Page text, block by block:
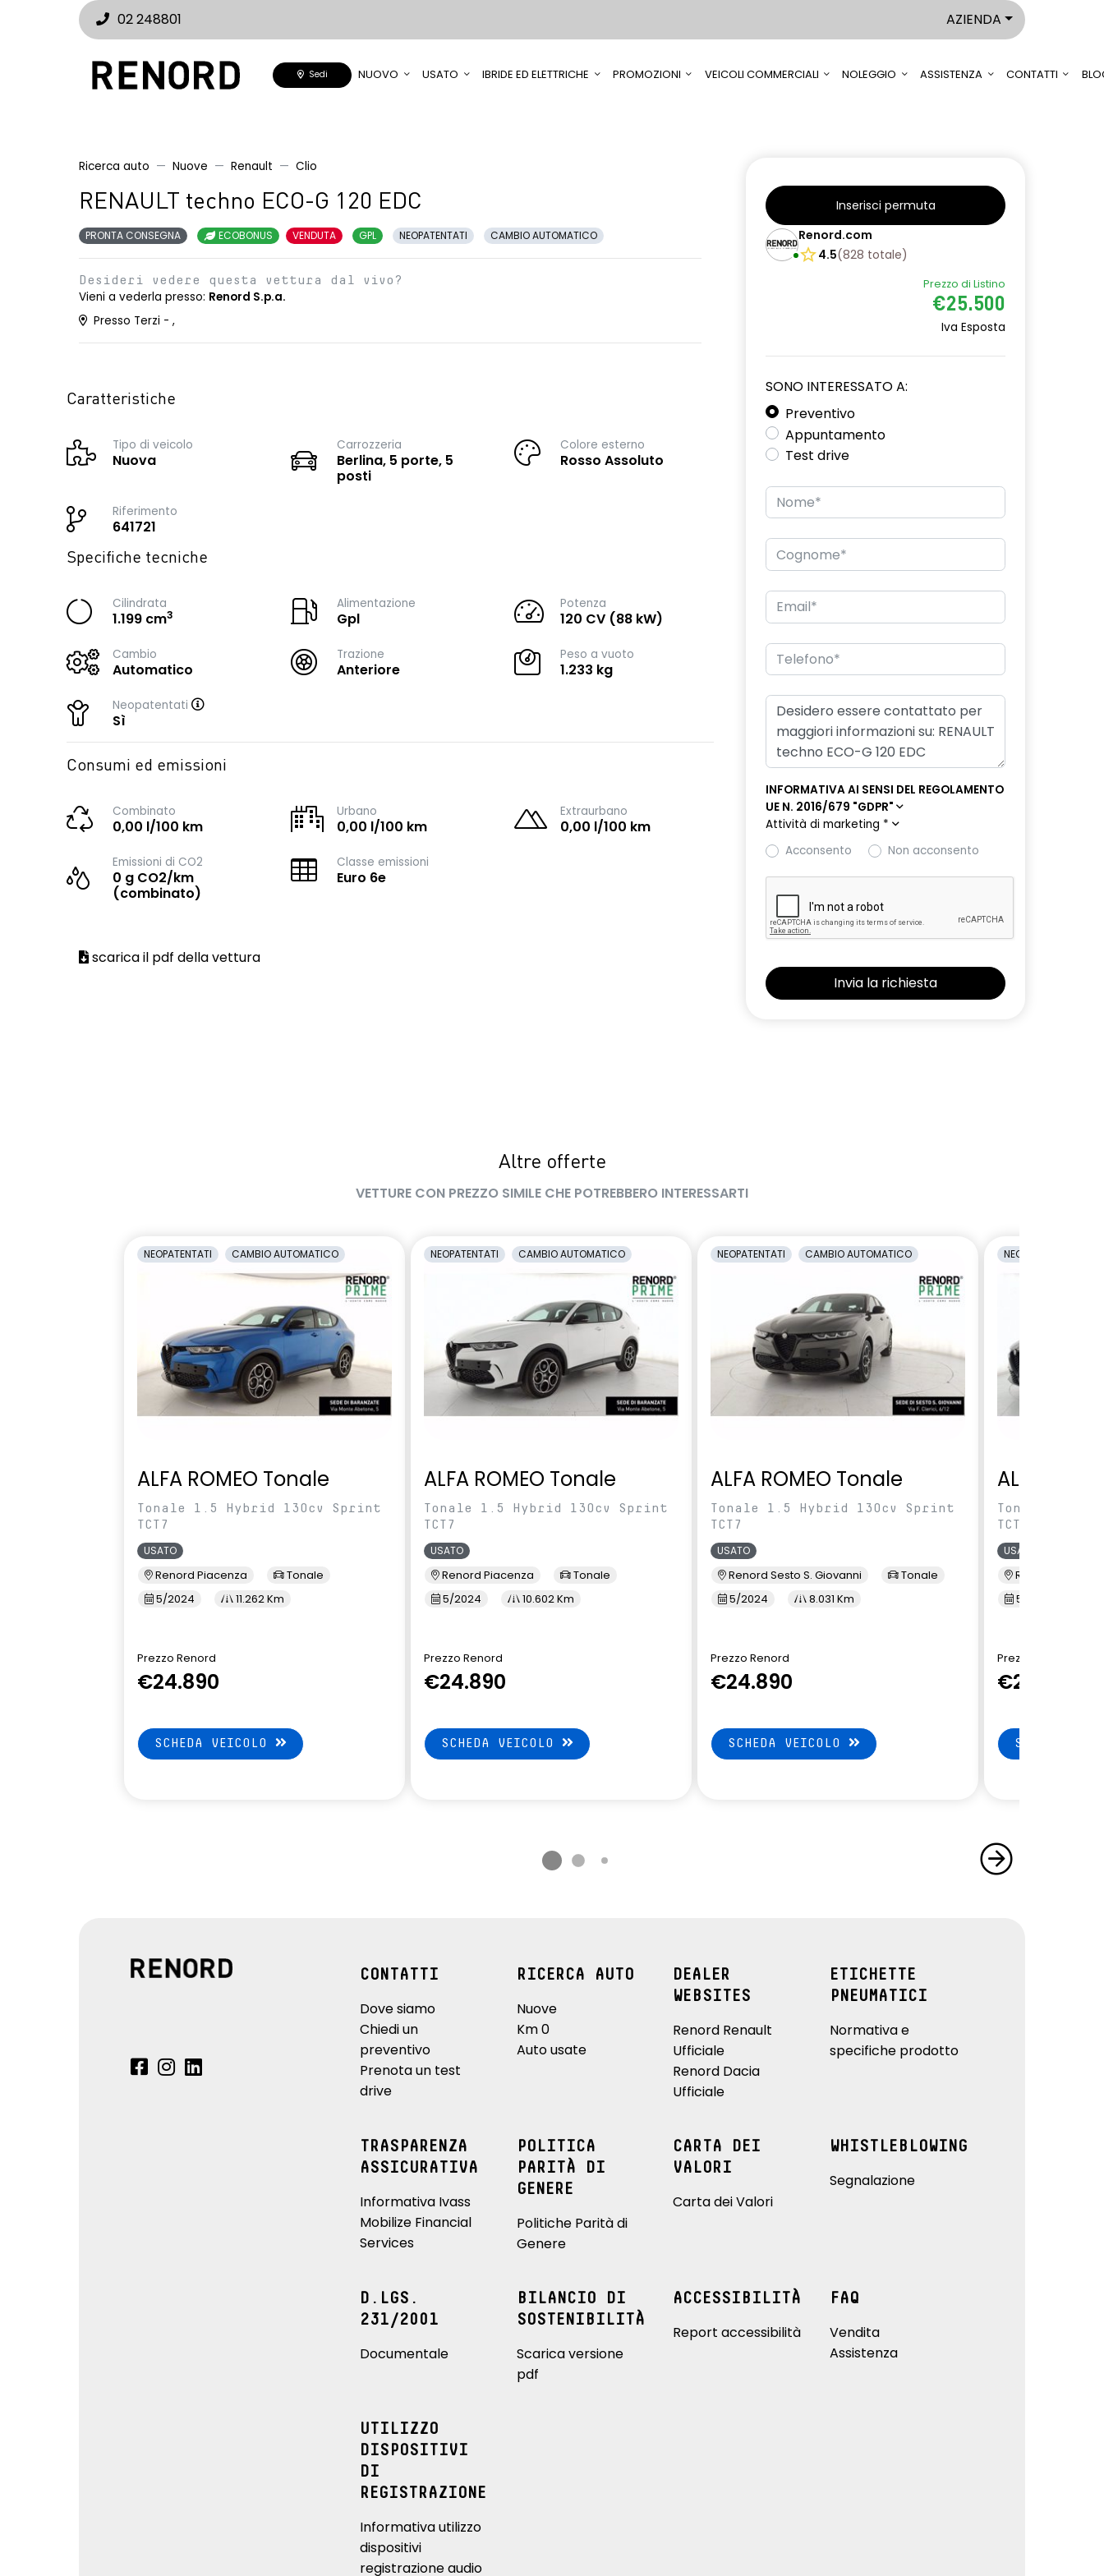
02 248801 AZIENDA
Sedi NUOVO USATO IBRIDE ED ELETTRICHE PROMOZIONI VEICOLI COMMERCIALI NOLEGGIO ASSISTENZA CONTATTI
Ricerca auto Nuove Renault Clio
RENAULT techno ECO-G 120 EDC
PRONTA CONSEGNA ECOBONUS VENDUTA GPL NEOPATENTATI CAMBIO AUTOMATICO
Desideri vedere questa vettura dal vivo?
Vieni a vederla presso: Renord S.p.a.
Presso Terzi - ,
Caratteristiche
Tipo di veicolo
Nuova
Carrozzeria
Berlina, 5 porte, 5
posti
Colore esterno
Rosso Assoluto
Riferimento
641721
Specifiche tecniche
Cilindrata
1.199 cm3
Alimentazione
Gpl
Potenza
120 CV (88 kW)
Cambio
Automatico
Trazione
Anteriore
Peso a vuoto
1.233 kg
Neopatentati
Sì
Consumi ed emissioni
Combinato
0,00 l/100 km
Urbano
0,00 l/100 km
Extraurbano
0,00 l/100 km
Emissioni di CO2
0 g CO2/km
(combinato)
Classe emissioni
Euro 6e
scarica il pdf della vettura
Inserisci permuta
Renord.com
4.5(828 totale)
Prezzo di Listino
€25.500
Iva Esposta
SONO INTERESSATO A:
Preventivo
Appuntamento
Test drive
INFORMATIVA AI SENSI DEL REGOLAMENTO
UE N. 2016/679 "GDPR"
Attività di marketing *
Acconsento
Non acconsento
Altre offerte
VETTURE CON PREZZO SIMILE CHE POTREBBERO INTERESSARTI
NEOPATENTATI CAMBIO AUTOMATICO
ALFA ROMEO Tonale
Tonale 1.5 Hybrid 130cv Sprint
TCT7
USATO
Renord Piacenza
Tonale
5/2024
11.262 Km
Prezzo Renord
€24.890
SCHEDA VEICOLO
NEOPATENTATI CAMBIO AUTOMATICO
ALFA ROMEO Tonale
Tonale 1.5 Hybrid 130cv Sprint
TCT7
USATO
Renord Piacenza
Tonale
5/2024
10.602 Km
Prezzo Renord
€24.890
SCHEDA VEICOLO
NEOPATENTATI CAMBIO AUTOMATICO
ALFA ROMEO Tonale
Tonale 1.5 Hybrid 130cv Sprint
TCT7
USATO
Renord Sesto S. Giovanni
Tonale
5/2024
8.031 Km
Prezzo Renord
€24.890
SCHEDA VEICOLO
NEOPATENTATI
ALFA
Tonale 1.5
TCT7
USATO
Renord
5/2024
Prezzo Renord
€24.890
SCHEDA
CONTATTI
Dove siamo
Chiedi un
preventivo
Prenota un test
drive
RICERCA AUTO
Nuove
Km 0
Auto usate
DEALER
WEBSITES
Renord Renault
Ufficiale
Renord Dacia
Ufficiale
ETICHETTE
PNEUMATICI
Normativa e
specifiche prodotto
TRASPARENZA
ASSICURATIVA
Informativa Ivass
Mobilize Financial
Services
POLITICA
PARITÀ DI
GENERE
Politiche Parità di
Genere
CARTA DEI
VALORI
Carta dei Valori
WHISTLEBLOWING
Segnalazione
D.LGS.
231/2001
Documentale
BILANCIO DI
SOSTENIBILITÀ
Scarica versione
pdf
ACCESSIBILITÀ
Report accessibilità
FAQ
Vendita
Assistenza
UTILIZZO
DISPOSITIVI
DI
REGISTRAZIONE
Informativa utilizzo
dispositivi
registrazione audio